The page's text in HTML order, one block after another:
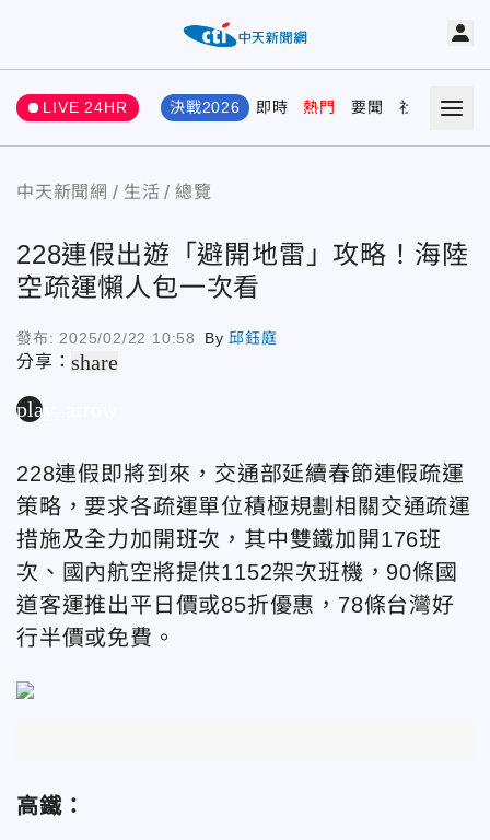
LIVE 24HR 決戰2026 即時 熱門 要聞 社會 娛樂
中天新聞網 生活 總覽
228連假出遊「避開地雷」攻略！海陸
空疏運懶人包一次看
發布: 2025/02/22 10:58 By 邱鈺庭
分享：share
play_arrow
228連假即將到來，交通部延續春節連假疏運
策略，要求各疏運單位積極規劃相關交通疏運
措施及全力加開班次，其中雙鐵加開176班
次、國內航空將提供1152架次班機，90條國
道客運推出平日價或85折優惠，78條台灣好
行半價或免費。
高鐵：